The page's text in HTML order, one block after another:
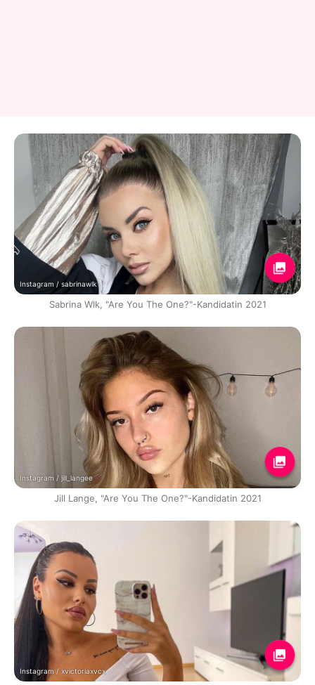
Instagram / sabrinawlk
Sabrina Wlk, "Are You The One?"-Kandidatin 2021
Instagram / jill_langee
Jill Lange, "Are You The One?"-Kandidatin 2021
Instagram / xvictoriaxvcx